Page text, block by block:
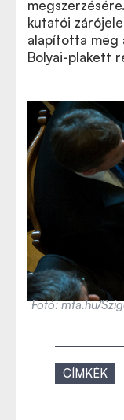
kutatói
alapította meg
Bolyai-plakett
Fotó: mta.hu/
CÍMKÉK